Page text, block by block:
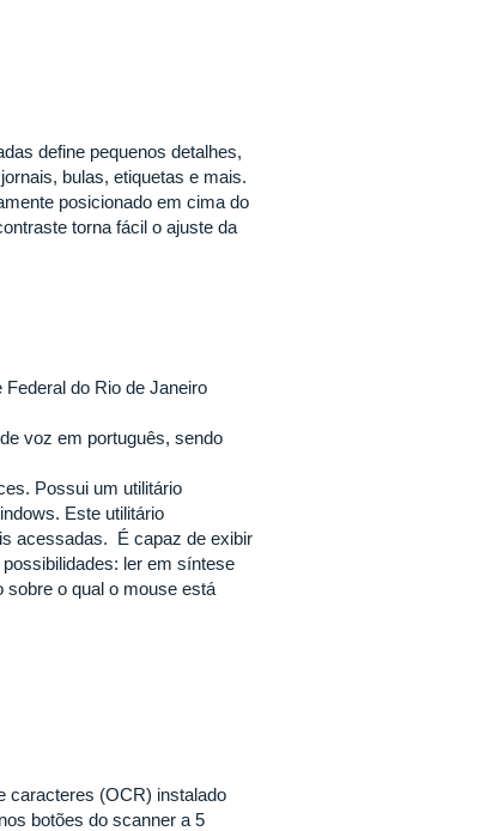
define pequenos detalhes,
bulas, etiquetas e mais.
posicionado em cima do
torna fácil o ajuste da
do Rio de Janeiro
voz em português, sendo
Possui um utilitário
Este utilitário
acessadas. É capaz de exibir
ler em síntese
sobre o qual o mouse está
caracteres (OCR) instalado
botões do scanner a 5